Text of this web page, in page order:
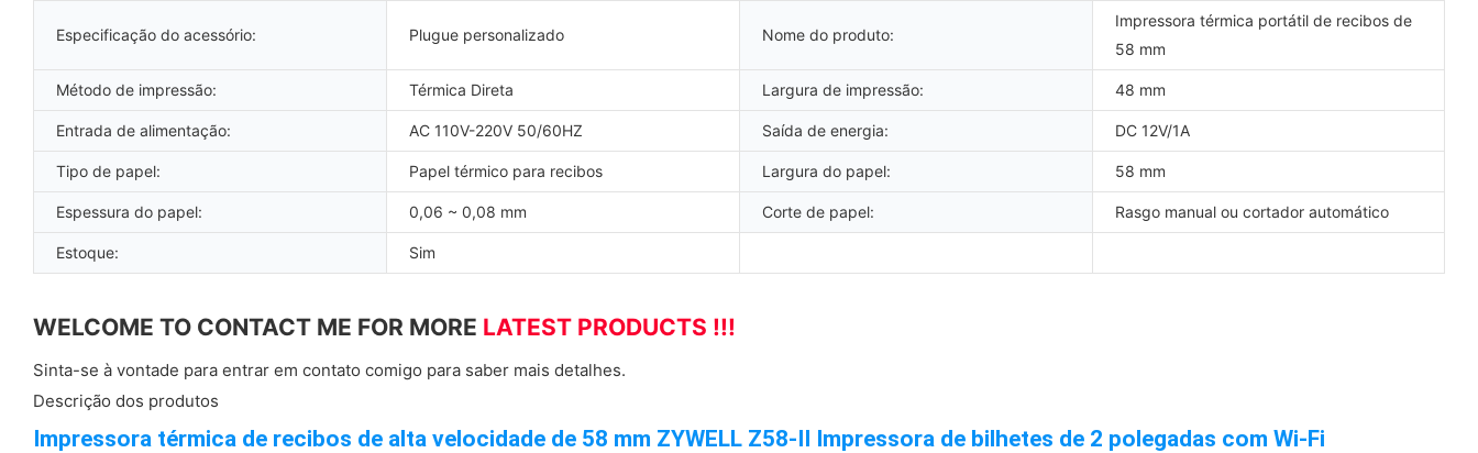
Especificação do acessório: Plugue personalizado Nome do produto:
Impressora térmica portátil de recibos de
58 mm
Método de impressão: Térmica Direta Largura de impressão: 48 mm
Entrada de alimentação: AC 110V-220V 50/60HZ Saída de energia: DC 12V/1A
Tipo de papel: Papel térmico para recibos Largura do papel: 58 mm
Espessura do papel: 0,06 ~ 0,08 mm Corte de papel: Rasgo manual ou cortador automático
Estoque: Sim
WELCOME TO CONTACT ME FOR MORE LATEST PRODUCTS !!!
Sinta-se à vontade para entrar em contato comigo para saber mais detalhes.
Descrição dos produtos
Impressora térmica de recibos de alta velocidade de 58 mm ZYWELL Z58-II Impressora de bilhetes de 2 polegadas com Wi-Fi